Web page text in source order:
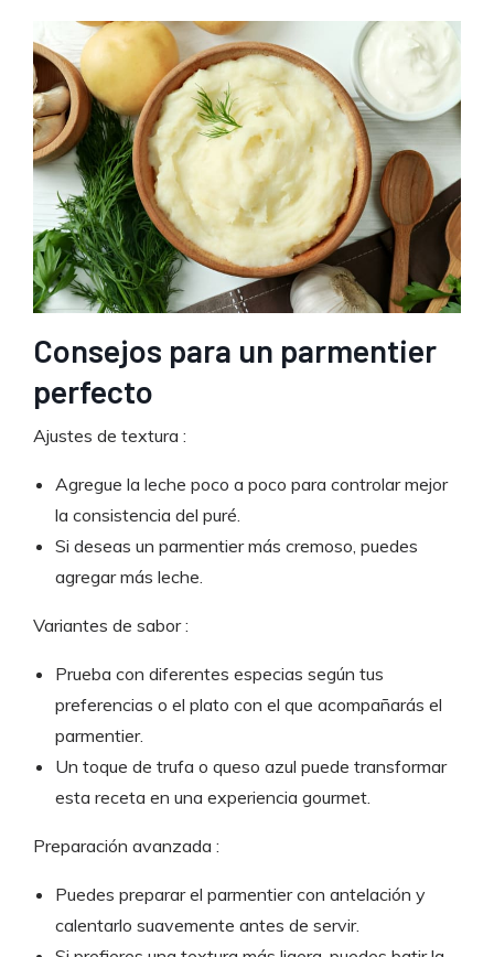
Consejos para un parmentier
perfecto
Ajustes de textura :
Agregue la leche poco a poco para controlar mejor
la consistencia del puré.
Si deseas un parmentier más cremoso, puedes
agregar más leche.
Variantes de sabor :
Prueba con diferentes especias según tus
preferencias o el plato con el que acompañarás el
parmentier.
Un toque de trufa o queso azul puede transformar
esta receta en una experiencia gourmet.
Preparación avanzada :
Puedes preparar el parmentier con antelación y
calentarlo suavemente antes de servir.